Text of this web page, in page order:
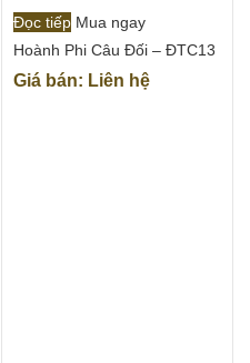
Đọc tiếp Mua ngay
Hoành Phi Câu Đối – ĐTC13
Giá bán: Liên hệ